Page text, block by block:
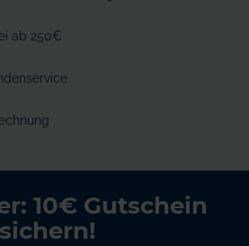
ab 250€
10€ Gutschein
sichern!